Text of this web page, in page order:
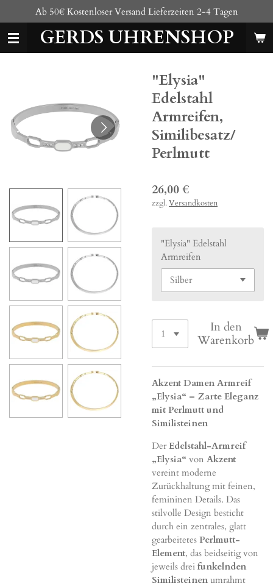
Hauptinhalt
springenGERDS UHRENSHOP
Ab 50€ Kostenloser Versand Lieferzeiten 2-4 Tagen
"Elysia"
Edelstahl
Armreifen,
Similibesatz/
Perlmutt
26,00 €
zzgl.Versandkosten
"Elysia" Edelstahl
Armreifen
In den
Warenkorb
Akzent Damen Armreif
„Elysia“ – Zarte Eleganz
mit Perlmutt und
Similisteinen
DerEdelstahl-Armreif
„Elysia“ von Akzent
vereint moderne
Zurückhaltung mit feinen,
femininen Details. Das
stilvolle Design besticht
durch ein zentrales, glatt
gearbeitetes Perlmutt-
Element, das beidseitig von
jeweils drei funkelnden
Similisteinen umrahmt